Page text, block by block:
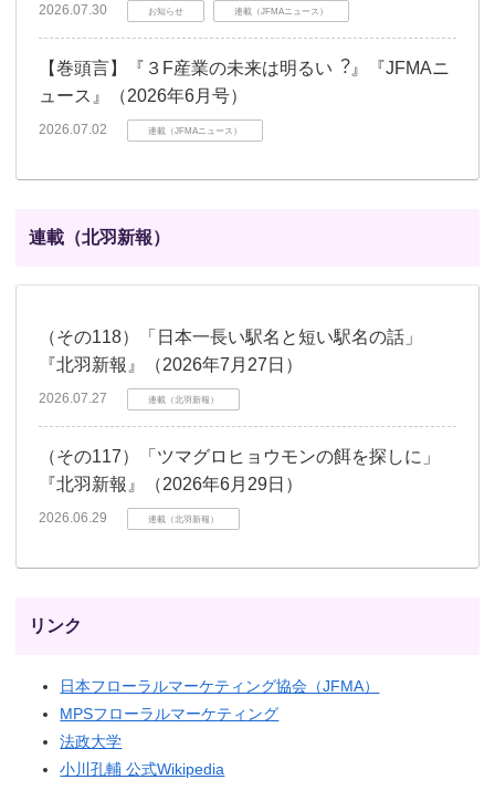
2026.07.30 お知らせ 連載（JFMAニュース）
【巻頭言】『３F産業の未来は明るい︖』『JFMAニ
ュース』（2026年6月号）
2026.07.02 連載（JFMAニュース）
連載（北羽新報）
（その118）「日本一長い駅名と短い駅名の話」
『北羽新報』（2026年7月27日）
2026.07.27 連載（北羽新報）
（その117）「ツマグロヒョウモンの餌を探しに」
『北羽新報』（2026年6月29日）
2026.06.29 連載（北羽新報）
リンク
日本フローラルマーケティング協会（JFMA）
MPSフローラルマーケティング
法政大学
小川孔輔 公式Wikipedia